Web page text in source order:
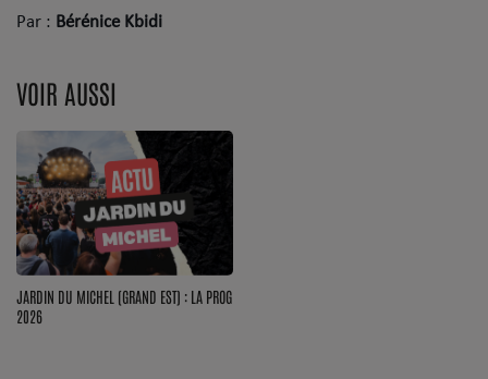
Par : Bérénice Kbidi
VOIR AUSSI
JARDIN DU MICHEL (GRAND EST) : LA PROG
2026